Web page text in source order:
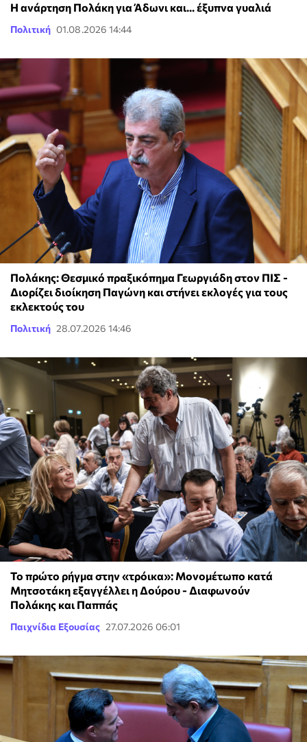
Η ανάρτηση Πολάκη για Άδωνι και... έξυπνα γυαλιά
Πολιτική 01.08.2026 14:44
Πολάκης: Θεσμικό πραξικόπημα Γεωργιάδη στον ΠΙΣ -
Διορίζει διοίκηση Παγώνη και στήνει εκλογές για τους
εκλεκτούς του
Πολιτική 28.07.2026 14:46
Το πρώτο ρήγμα στην «τρόικα»: Μονομέτωπο κατά
Μητσοτάκη εξαγγέλλει η Δούρου - Διαφωνούν
Πολάκης και Παππάς
Παιχνίδια Εξουσίας 27.07.2026 06:01